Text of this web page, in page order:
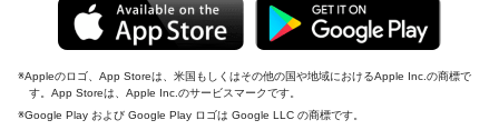
Appleのロゴ、App Storeは、米国もしくはその他の国や地域におけるApple Inc.の商標で
す。App Storeは、Apple Inc.のサービスマークです。
Google Play および Google Play ロゴは Google LLC の商標です。